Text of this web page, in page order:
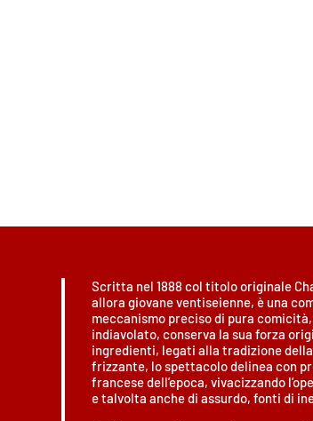
Scritta nel 1888 col titolo originale
allora giovane ventiseienne, è una
meccanismo preciso di pura
indiavolato, conserva la sua forza
ingredienti, legati alla tradizione
frizzante, lo spettacolo delinea con
francese dell’epoca, vivacizzando
e talvolta anche di assurdo, fonti di